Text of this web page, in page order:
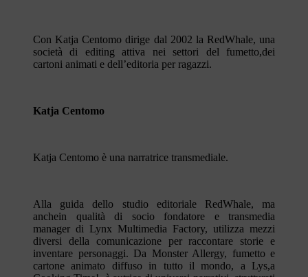
Con Katja Centomo dirige dal 2002 la RedWhale, una
società di editing attiva nei settori del fumetto,dei
cartoni animati e dell’editoria per ragazzi.
Katja Centomo
Katja Centomo è una narratrice transmediale.
Alla guida dello studio editoriale RedWhale, ma
anchein qualità di socio fondatore e transmedia
manager di Lynx Multimedia Factory, utilizza mezzi
diversi della comunicazione per raccontare storie e
inventare personaggi. Da Monster Allergy, fumetto e
cartone animato diffuso in tutto il mondo, a Lys,a